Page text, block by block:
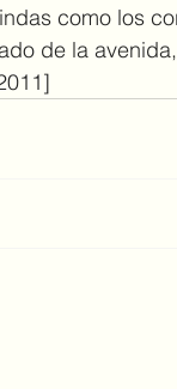
como los
de la